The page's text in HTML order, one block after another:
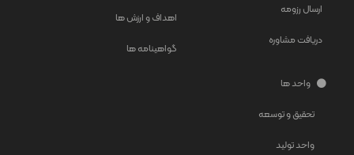
ارسال رزومه
دریافت مشاوره
اهداف و ارزش ها
گواهینامه ها
واحد ها
تحقیق و توسعه
واحد تولید